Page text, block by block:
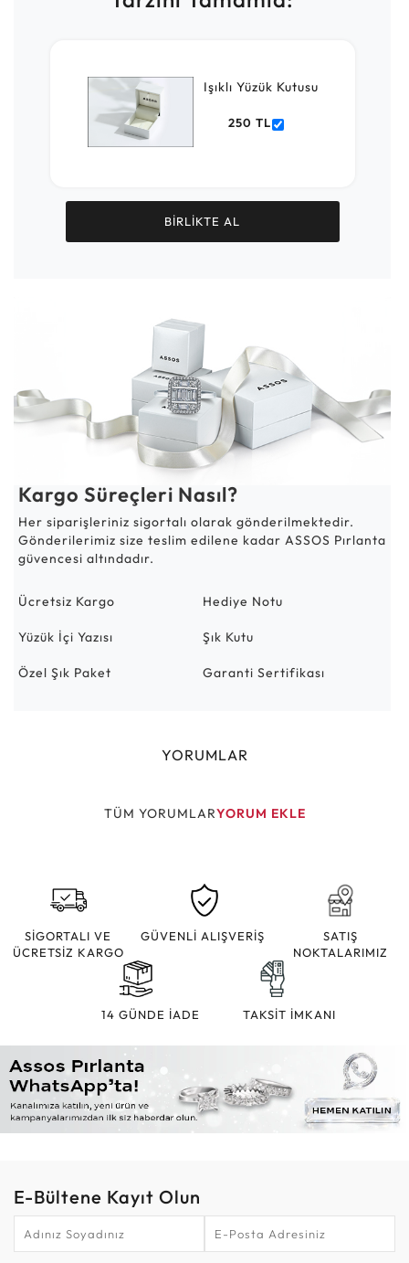
Işıklı Yüzük Kutusu
250 TL
BİRLİKTE AL
Kargo Süreçleri Nasıl?
Her siparişleriniz sigortalı olarak gönderilmektedir.
Gönderilerimiz size teslim edilene kadar ASSOS Pırlanta
güvencesi altındadır.
Ücretsiz Kargo Hediye Notu
Yüzük İçi Yazısı Şık Kutu
Özel Şık Paket Garanti Sertifikası
YORUMLAR
TÜM YORUMLARYORUM EKLE
SİGORTALI VE
ÜCRETSİZ KARGO
GÜVENLİ ALIŞVERİŞ
SATIŞ
NOKTALARIMIZ
14 GÜNDE İADE TAKSİT İMKANI
E-Bültene Kayıt Olun